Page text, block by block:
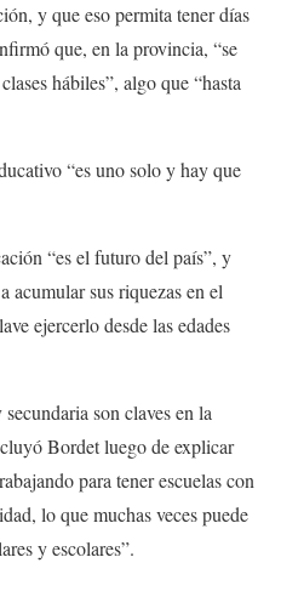
y que eso permita tener días
que, en la provincia, “se
hábiles”, algo que “hasta
“es uno solo y hay que
“es el futuro del país”, y
acumular sus riquezas en el
ejercerlo desde las edades
son claves en la
Bordet luego de explicar
para tener escuelas con
lo que muchas veces puede
y escolares”.